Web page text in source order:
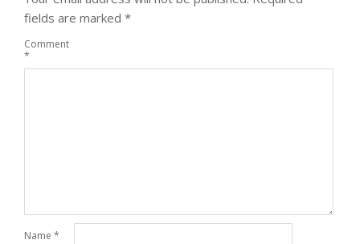
fields are marked *
Comment
*
Name *